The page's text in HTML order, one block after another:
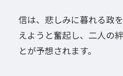
信は、悲しみに暮れる政
えようと奮起し、二人の
とが予想されます。